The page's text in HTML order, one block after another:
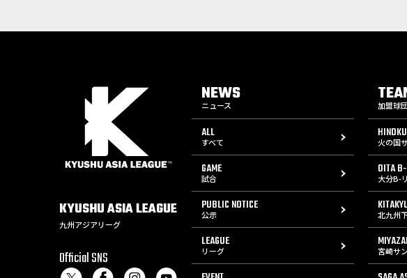
KYUSHUASIALEAGUE
九州アジアリーグ
Official SNS
NEWS
ニュース
ALL
すべて
GAME
試合
PUBLIC NOTICE
公示
LEAGUE
リーグ
加盟球
火の国
OITA
大分B-
北九州
宮崎サ